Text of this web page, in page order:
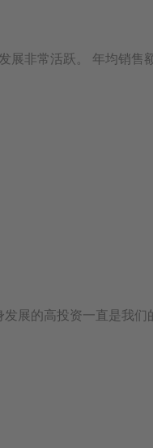
展非常活跃。 年均销售
发展的高投资一直是我